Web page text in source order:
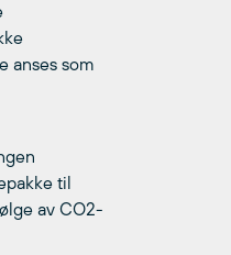
anses som
til
av CO2-